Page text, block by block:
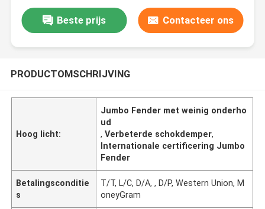
Beste prijs Contacteer ons
PRODUCTOMSCHRIJVING
Hoog licht:
Jumbo Fender met weinig onderho
ud
,Verbeterde schokdemper,
Internationale certificering Jumbo
Fender
Betalingsconditie
s
T/T, L/C, D/A, , D/P, Western Union, M
oneyGram